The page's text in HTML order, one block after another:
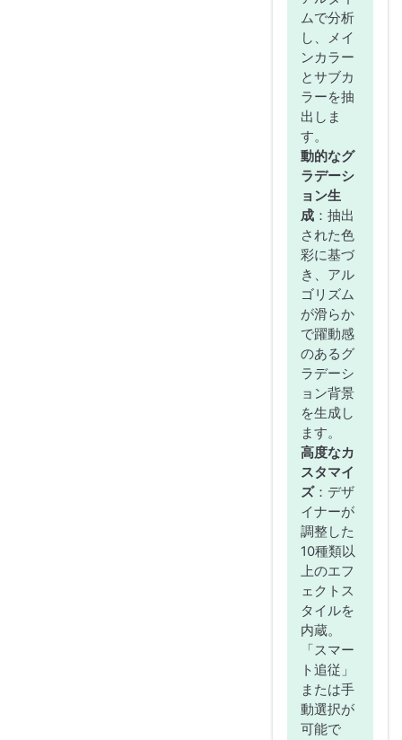
ムで分析
し、メイ
ンカラー
とサブカ
ラーを抽
出しま
す。
動的なグ
ラデーシ
ョン生
成：抽出
された色
彩に基づ
き、アル
ゴリズム
が滑らか
で躍動感
のあるグ
ラデーシ
ョン背景
を生成し
ます。
高度なカ
スタマイ
ズ：デザ
イナーが
調整した
10種類以
上のエフ
ェクトス
タイルを
内蔵。
「スマー
ト追従」
または手
動選択が
可能で